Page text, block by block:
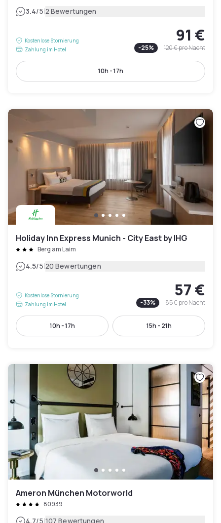
3.4/5|2 Bewertungen
Kostenlose Stornierung
Zahlung im Hotel
91 €
-25% 120 €pro Nacht
10h - 17h
Holiday Inn Express Munich - City East by IHG
Berg am Laim
4.5/5|20 Bewertungen
Kostenlose Stornierung
Zahlung im Hotel
57 €
-33% 85 €pro Nacht
10h - 17h 15h - 21h
Ameron München Motorworld
80939
4.7/5 107 Bewertungen